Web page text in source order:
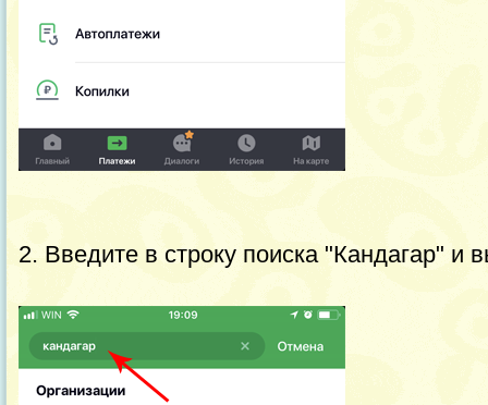
2. Введите в строку поиска "Кандагар"